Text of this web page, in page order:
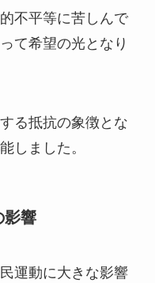
不平等に苦しんで
て希望の光となり
る抵抗の象徴とな
しました。
影響
運動に大きな影響